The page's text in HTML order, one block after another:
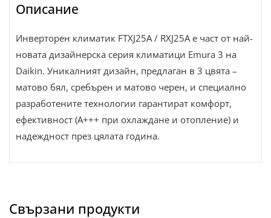
Описание
Инверторен климатик FTXJ25A / RXJ25A е част от най-
новата дизайнерска серия климатици Emura 3 на
Daikin. Уникалният дизайн, предлаган в 3 цвята –
матово бял, сребърен и матово черен, и специално
разработените технологии гарантират комфорт,
ефективност (A+++ при охлаждане и отопление) и
надеждност през цялата година.
Свързани продукти